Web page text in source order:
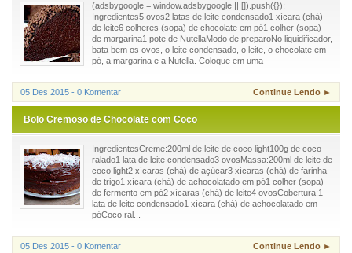
(adsbygoogle = window.adsbygoogle || []).push({});
Ingredientes5 ovos2 latas de leite condensado1 xícara (chá)
de leite6 colheres (sopa) de chocolate em pó1 colher (sopa)
de margarina1 pote de NutellaModo de preparoNo liquidificador,
bata bem os ovos, o leite condensado, o leite, o chocolate em
pó, a margarina e a Nutella. Coloque em uma
05 Des 2015 - 0 Komentar Continue Lendo ►
Bolo Cremoso de Chocolate com Coco
IngredientesCreme:200ml de leite de coco light100g de coco
ralado1 lata de leite condensado3 ovosMassa:200ml de leite de
coco light2 xícaras (chá) de açúcar3 xícaras (chá) de farinha
de trigo1 xícara (chá) de achocolatado em pó1 colher (sopa)
de fermento em pó2 xícaras (chá) de leite4 ovosCobertura:1
lata de leite condensado1 xícara (chá) de achocolatado em
póCoco ral...
05 Des 2015 - 0 Komentar Continue Lendo ►